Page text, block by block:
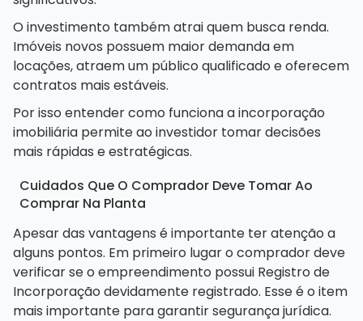
O investimento também atrai quem busca renda.
Imóveis novos possuem maior demanda em
locações, atraem um público qualificado e oferecem
contratos mais estáveis.
Por isso entender como funciona a incorporação
imobiliária permite ao investidor tomar decisões
mais rápidas e estratégicas.
Cuidados Que O Comprador Deve Tomar Ao
Comprar Na Planta
Apesar das vantagens é importante ter atenção a
alguns pontos. Em primeiro lugar o comprador deve
verificar se o empreendimento possui Registro de
Incorporação devidamente registrado. Esse é o item
mais importante para garantir segurança jurídica.